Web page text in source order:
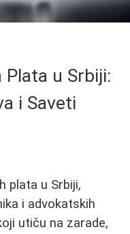
Plata u Srbiji:
i Saveti
plata u Srbiji,
i advokatskih
utiču na zarade,